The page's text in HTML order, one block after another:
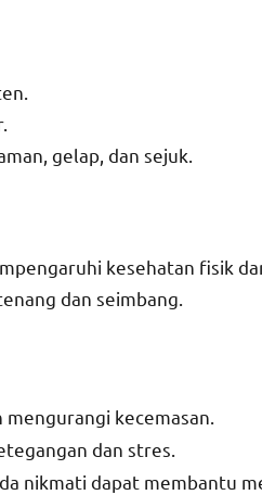
gelap, dan sejuk.
kesehatan fisik
dan seimbang.
kecemasan.
dan stres.
nikmati dapat membantu